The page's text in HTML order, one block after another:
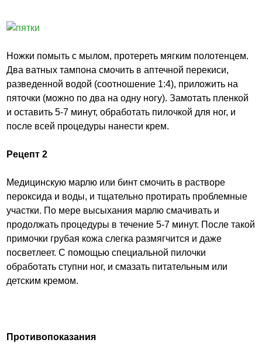
Ножки помыть с мылом, протереть мягким полотенцем.
Два ватных тампона смочить в аптечной перекиси,
разведенной водой (соотношение 1:4), приложить на
пяточки (можно по два на одну ногу). Замотать пленкой
и оставить 5-7 минут, обработать пилочкой для ног, и
после всей процедуры нанести крем.
Рецепт 2
Медицинскую марлю или бинт смочить в растворе
пероксида и воды, и тщательно протирать проблемные
участки. По мере высыхания марлю смачивать и
продолжать процедуры в течение 5-7 минут. После такой
примочки грубая кожа слегка размягчится и даже
посветлеет. С помощью специальной пилочки
обработать ступни ног, и смазать питательным или
детским кремом.
Противопоказания